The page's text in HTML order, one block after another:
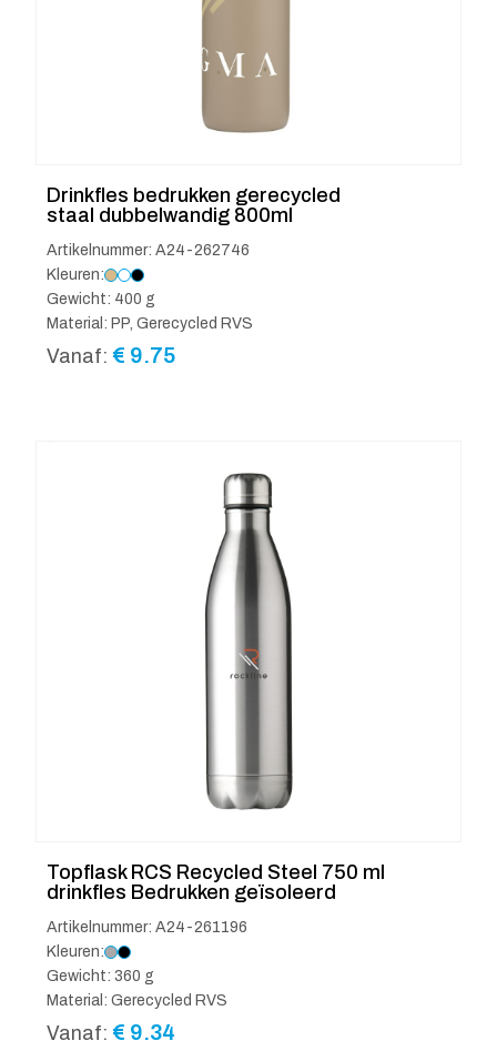
Drinkfles bedrukken gerecycled
staal dubbelwandig 800ml
Artikelnummer: A24-262746
Kleuren:
Gewicht: 400 g
Material: PP, Gerecycled RVS
Vanaf: € 9.75
Topflask RCS Recycled Steel 750 ml
drinkfles Bedrukken geïsoleerd
Artikelnummer: A24-261196
Kleuren:
Gewicht: 360 g
Material: Gerecycled RVS
Vanaf: € 9.34